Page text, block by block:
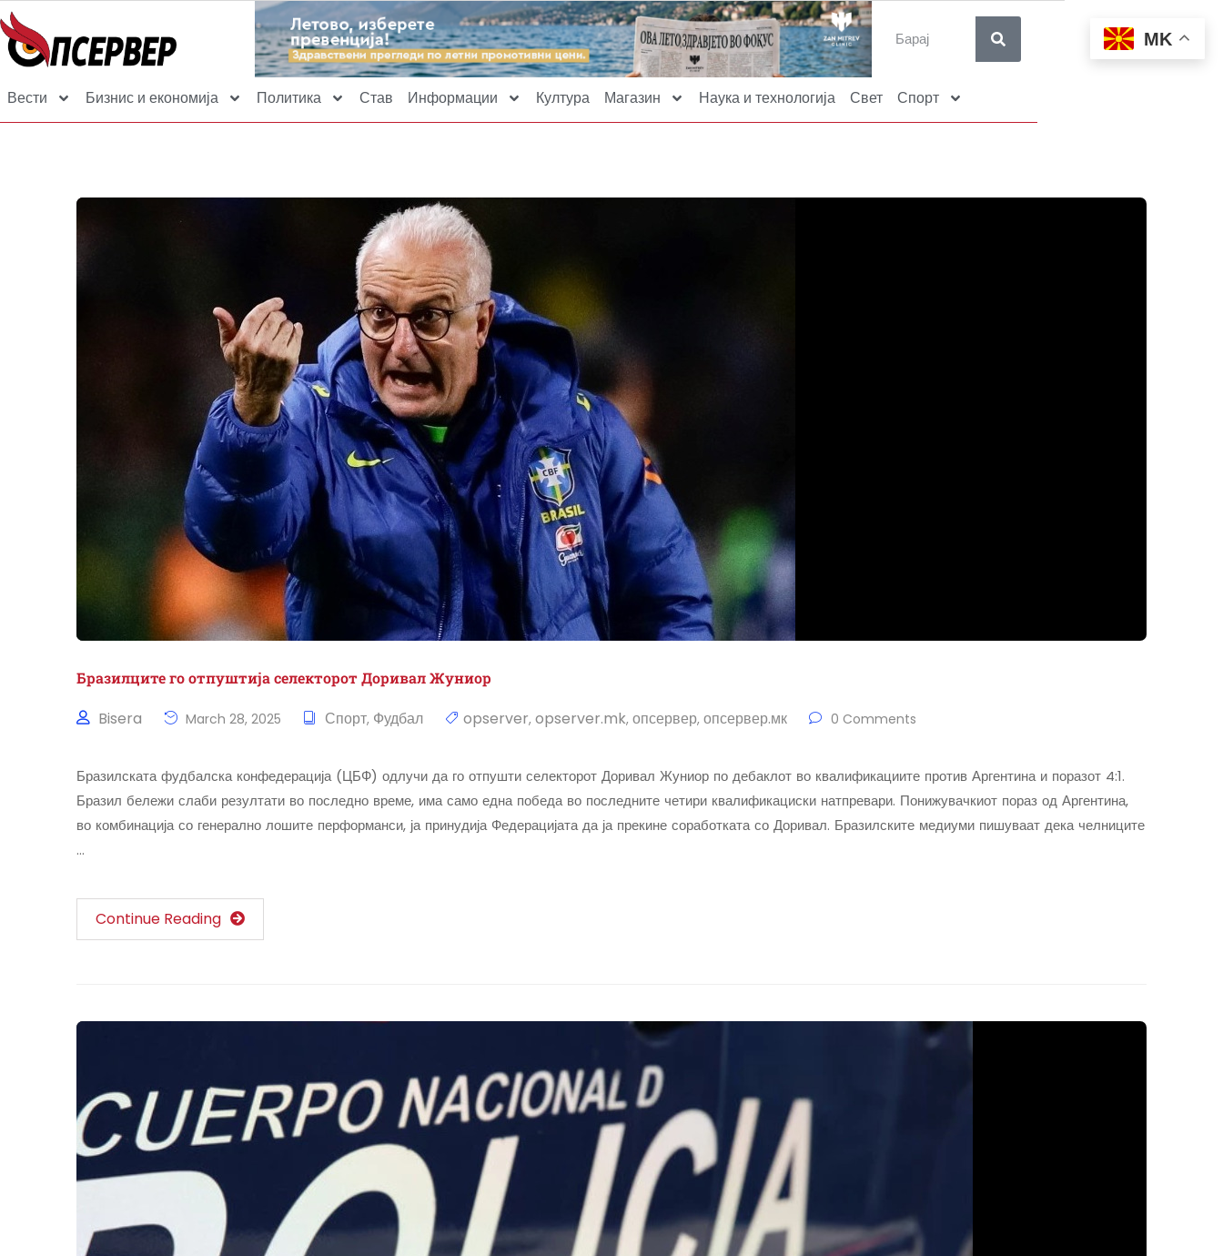
Вести Бизнис и економија Политика Став Информации Култура Магазин Наука и технологија Свет Спорт
Бразилците го отпуштија селекторот Доривал Жуниор
Bisera March 28, 2025 Спорт, Фудбал opserver, opserver.mk, опсервер, опсервер.мк 0 Comments
Бразилската фудбалска конфедерација (ЦБФ) одлучи да го отпушти селекторот Доривал Жуниор по дебаклот во квалификациите против Аргентина и поразот 4:1.
Бразил бележи слаби резултати во последно време, има само една победа во последните четири квалификациски натпревари. Понижувачкиот пораз од Аргентина,
во комбинација со генерално лошите перформанси, ја принудија Федерацијата да ја прекине соработката со Доривал. Бразилските медиуми пишуваат дека челниците
…
Continue Reading
MK